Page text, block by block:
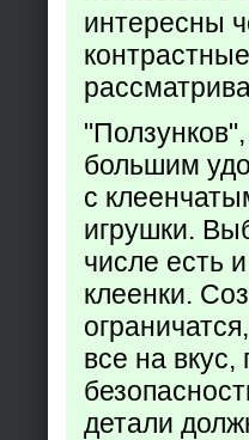
интересны
большим
с
игрушки.
числе есть
клеенки.
все на вкус,
детали